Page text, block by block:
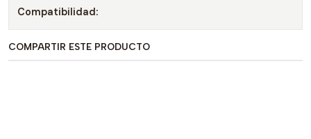
Compatibilidad:
COMPARTIR ESTE PRODUCTO